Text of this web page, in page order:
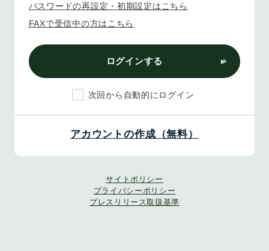
パスワードの再設定・初期設定はこちら
FAXで受信中の方はこちら
ログインする
次回から自動的にログイン
アカウントの作成（無料）
サイトポリシー
プライバシーポリシー
プレスリリース取扱基準